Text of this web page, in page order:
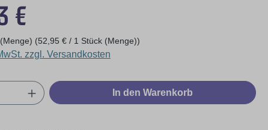
€
(52,95 € / 1 Stück (Menge))
zzgl. Versandkosten
Gib den gewünschten Wert ein
In den Warenkorb